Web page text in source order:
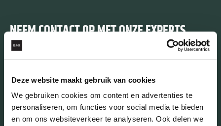
Deze website maakt gebruik van cookies
We gebruiken cookies om content en advertenties te
personaliseren, om functies voor social media te bieden
en om ons websiteverkeer te analyseren. Ook delen we
NEEM CONTACT OP MET ONZE EXPERTS